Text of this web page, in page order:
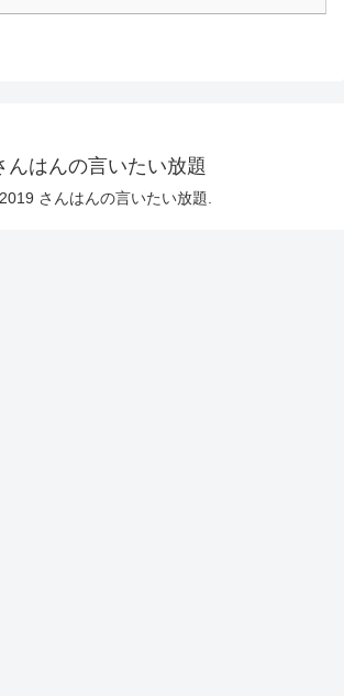
んはんの言いたい放題
さんはんの言いたい放題.